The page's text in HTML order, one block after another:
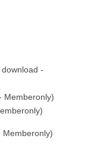
-
Memberonly)
Memberonly)